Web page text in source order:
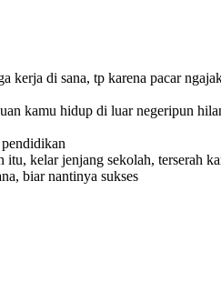
di sana, tp karena pacar
kamu hidup di luar negeripun
kelar jenjang sekolah, terserah
biar nantinya sukses